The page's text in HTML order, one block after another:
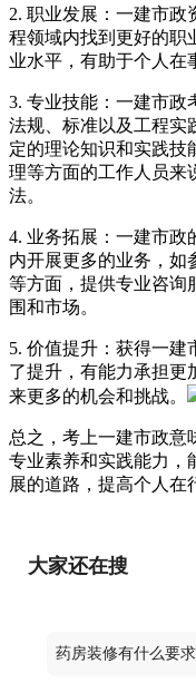
2. 职业发展：一建市政
程领域内找到更好的职
业水平，有助于个人在
3. 专业技能：一建市政
法规、标准以及工程实
定的理论知识和实践技
理等方面的工作人员来
法。
4. 业务拓展：一建市政
内开展更多的业务，如
等方面，提供专业咨询
围和市场。
5. 价值提升：获得一建
了提升，有能力承担更
来更多的机会和挑战。
总之，考上一建市政意
专业素养和实践能力，
展的道路，提高个人在
大家还在搜
药房装修有什么要